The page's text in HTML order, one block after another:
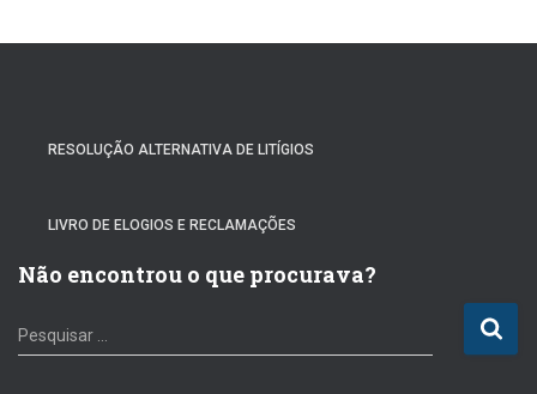
RESOLUÇÃO ALTERNATIVA DE LITÍGIOS
LIVRO DE ELOGIOS E RECLAMAÇÕES
Não encontrou o que procurava?
P
e
Pesquisar …